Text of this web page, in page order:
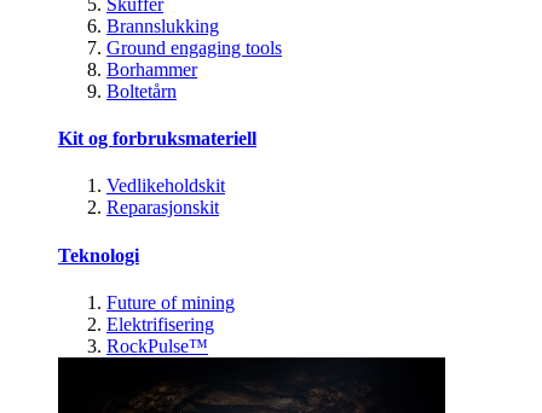
Brannslukking
Ground engaging tools
Borhammer
Boltetårn
Kit og forbruksmateriell
Vedlikeholdskit
Reparasjonskit
Teknologi
Future of mining
Elektrifisering
RockPulse™